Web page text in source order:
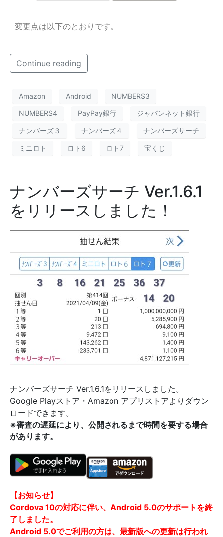
変更点は以下のとおりです。
Continue reading
Amazon Android NUMBERS3
NUMBERS4 PayPay銀行 ジャパンネット銀行
ナンバーズ３ ナンバーズ４ ナンバーズサーチ
ミニロト ロト6 ロト7 宝くじ
ナンバーズサーチ Ver.1.6.1
をリリースしました！
ナンバーズサーチ Ver.1.6.1をリリースしました。
Google Playストア・Amazon アプリストアよりダウン
ロードできます。
※審査の遅延により、公開されるまで時間を要する場合
があります。
【お知らせ】
Cordova 10の対応に伴い、Android 5.0のサポートを終
了しました。
Android 5.0でご利用の方は、最新版への更新は行われ